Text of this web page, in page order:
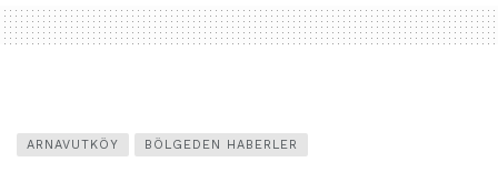
ARNAVUTKÖY BÖLGEDEN HABERLER